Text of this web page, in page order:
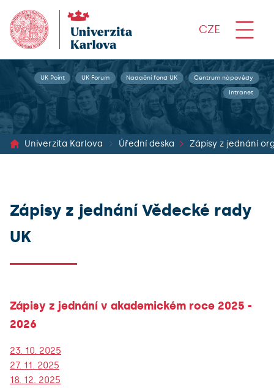
CZE
UK Point UK Forum Nadační fond UK Centrum nápovědy
Intranet
Univerzita Karlova Úřední deska
Zápisy z jednání Vědecké rady
UK
Zápisy z jednání v akademickém roce 2025 -
2026
23. 10. 2025
27. 11. 2025
18. 12. 2025